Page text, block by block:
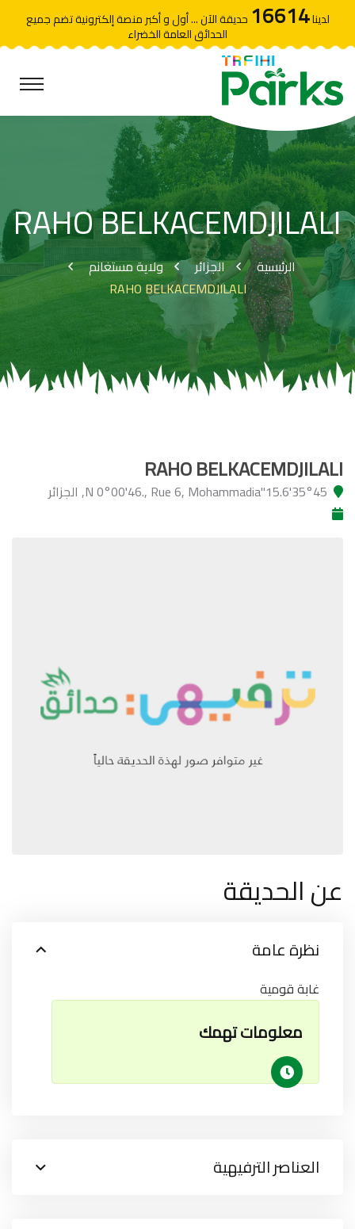
لدينا16614 حديقة الآن ... أول و أكبر منصة إلكترونية تضم جميع
الحدائق العامة الخضراء
RAHO BELKACEMDJILALI
الرئيسية الجزائر
ولاية مستغانم
RAHO BELKACEMDJILALI
RAHO BELKACEMDJILALI
35°45'15.6"N 0°00'46., Rue 6, Mohammadia, الجزائر
عن الحديقة
نظرة عامة
غابة قومية
معلومات تهمك
العناصر الترفيهية